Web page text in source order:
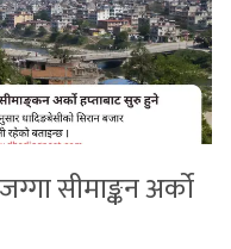
सीमाङ्कन अर्को